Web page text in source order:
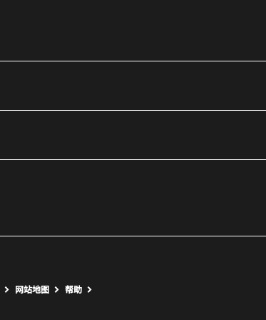
网站地图 打开新窗口
帮助